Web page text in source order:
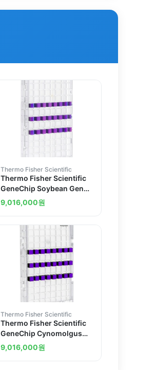
Thermo Fisher Scientific
Thermo Fisher Scientific
GeneChip Soybean Gene
1.1 ST Array Plate
9,016,000원
Thermo Fisher Scientific
Thermo Fisher Scientific
GeneChip Cynomolgus
Rhesus Gene 1.1 ST Array
Plate
9,016,000원